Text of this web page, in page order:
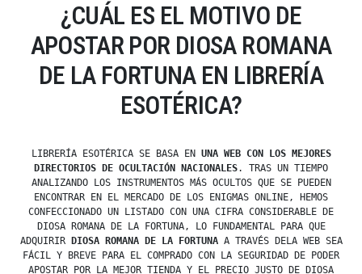
¿CUÁL ES EL MOTIVO DE
APOSTAR POR DIOSA ROMANA
DE LA FORTUNA EN LIBRERÍA
ESOTÉRICA?
LIBRERÍA ESOTÉRICA SE BASA EN UNA WEB CON LOS MEJORES
DIRECTORIOS DE OCULTACIÓN NACIONALES. TRAS UN TIEMPO
ANALIZANDO LOS INSTRUMENTOS MÁS OCULTOS QUE SE PUEDEN
ENCONTRAR EN EL MERCADO DE LOS ENIGMAS ONLINE, HEMOS
CONFECCIONADO UN LISTADO CON UNA CIFRA CONSIDERABLE DE
DIOSA ROMANA DE LA FORTUNA, LO FUNDAMENTAL PARA QUE
ADQUIRIR
DIOSA ROMANA DE LA FORTUNAA TRAVÉS DELA WEB SEA
FÁCIL Y BREVE PARA EL COMPRADO CON LA SEGURIDAD DE PODER
APOSTAR POR LA MEJOR TIENDA Y EL PRECIO JUSTO DE DIOSA